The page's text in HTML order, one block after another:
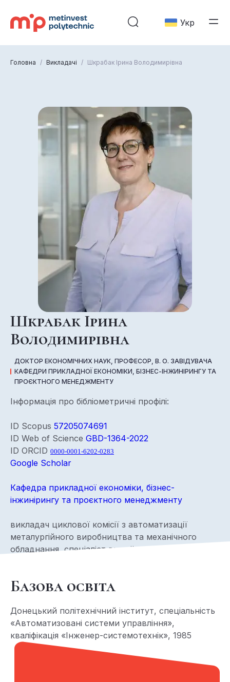
Укр
Головна / Викладачі / Шкрабак Ірина Володимирівна
Шкрабак Ірина
Володимирівна
ДОКТОР ЕКОНОМІЧНИХ НАУК, ПРОФЕСОР, В. О. ЗАВІДУВАЧА
КАФЕДРИ ПРИКЛАДНОЇ ЕКОНОМІКИ, БІЗНЕС-ІНЖИНІРИНГУ ТА
ПРОЄКТНОГО МЕНЕДЖМЕНТУ
Інформація про бібліометричні профілі:
ID Scopus 57205074691
ID Web of Science GBD-1364-2022
ID ORCID 0000-0001-6202-0283
Google Scholar
Кафедра прикладної економіки, бізнес-
інжинірингу та проєктного менеджменту
викладач циклової комісії з автоматизації
металургійного виробництва та механічного
обладнання, спеціаліст вищої категорії
Базова освіта
Донецький політехнічний інститут, спеціальність
«Автоматизовані системи управління»,
кваліфікація «Інженер-системотехнік», 1985